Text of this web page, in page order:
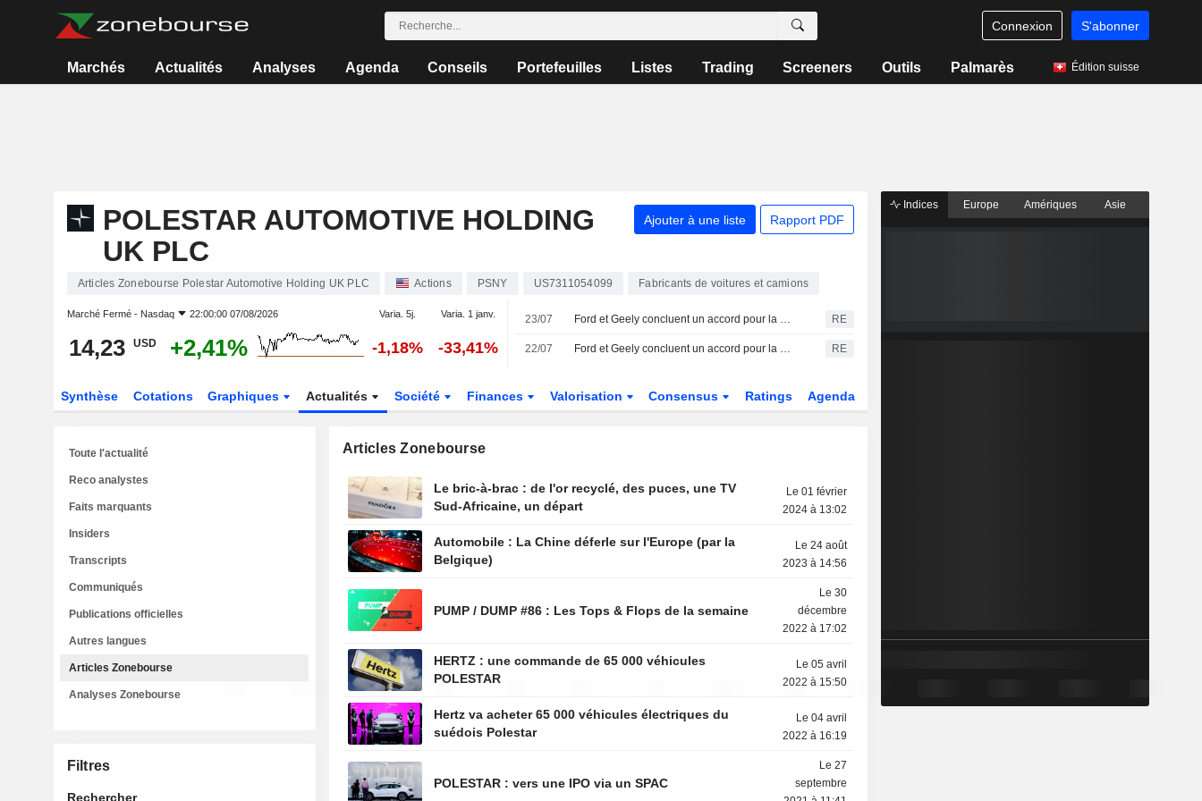
Connexion S'abonner
Marchés Actualités Analyses Agenda Conseils Portefeuilles Listes Trading Screeners Outils Palmarès Édition suisse
POLESTAR AUTOMOTIVE HOLDING
UK PLC
Ajouter à une liste Rapport PDF
Articles Zonebourse Polestar Automotive Holding UK PLC Actions PSNY US7311054099 Fabricants de voitures et camions
Marché Fermé - Nasdaq 22:00:00 07/08/2026 Varia. 5j. Varia. 1 janv.
14,23 USD +2,41% -1,18% -33,41%
23/07 Ford et Geely concluent un accord pour la production de véhicules électriques dans une usine espagnole, selon la presse RE
22/07 Ford et Geely concluent un accord pour la production de véhicules électriques dans l'usine espagnole, selon ABC RE
Synthèse Cotations Graphiques Actualités Société Finances Valorisation Consensus Ratings Agenda
Articles Zonebourse
Le bric-à-brac : de l'or recyclé, des puces, une TV
Sud-Africaine, un départ
Le 01 février
2024 à 13:02
Automobile : La Chine déferle sur l'Europe (par la
Belgique)
Le 24 août
2023 à 14:56
PUMP / DUMP #86 : Les Tops & Flops de la semaine
Le 30
décembre
2022 à 17:02
HERTZ : une commande de 65 000 véhicules
POLESTAR
Le 05 avril
2022 à 15:50
Hertz va acheter 65 000 véhicules électriques du
suédois Polestar
Le 04 avril
2022 à 16:19
POLESTAR : vers une IPO via un SPAC
Le 27
septembre
Toute l'actualité
Reco analystes
Faits marquants
Insiders
Transcripts
Communiqués
Publications officielles
Autres langues
Articles Zonebourse
Analyses Zonebourse
Filtres
Rechercher
Indices Europe Amériques Asie